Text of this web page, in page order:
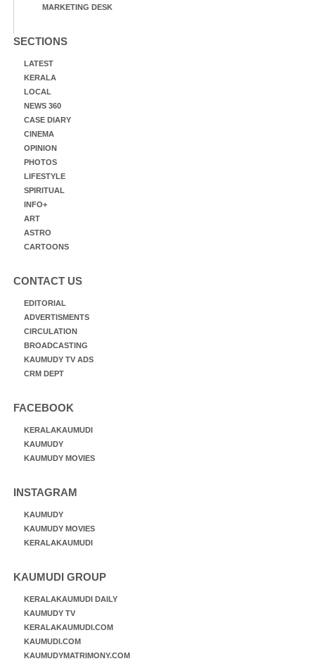
MARKETING DESK
SECTIONS
LATEST
KERALA
LOCAL
NEWS 360
CASE DIARY
CINEMA
OPINION
PHOTOS
LIFESTYLE
SPIRITUAL
INFO+
ART
ASTRO
CARTOONS
CONTACT US
EDITORIAL
ADVERTISMENTS
CIRCULATION
BROADCASTING
KAUMUDY TV ADS
CRM DEPT
FACEBOOK
KERALAKAUMUDI
KAUMUDY
KAUMUDY MOVIES
INSTAGRAM
KAUMUDY
KAUMUDY MOVIES
KERALAKAUMUDI
KAUMUDI GROUP
KERALAKAUMUDI DAILY
KAUMUDY TV
KERALAKAUMUDI.COM
KAUMUDI.COM
KAUMUDYMATRIMONY.COM